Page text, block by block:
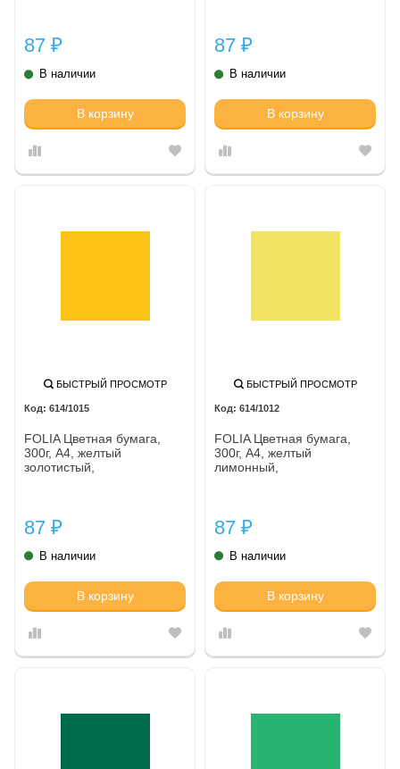
87 ₽
В наличии
В корзину
87 ₽
В наличии
В корзину
БЫСТРЫЙ ПРОСМОТР
614/1015
FOLIA Цветная бумага,
300г, A4, желтый
золотистый,
87 ₽
В наличии
В корзину
БЫСТРЫЙ ПРОСМОТР
614/1012
FOLIA Цветная бумага,
300г, A4, желтый
лимонный,
87 ₽
В наличии
В корзину